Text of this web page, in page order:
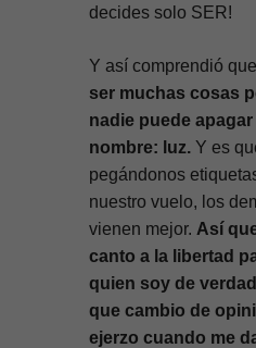
decides solo SER!
Y así comprendió
ser muchas cosas
nadie puede
nombre: luz.Y es
pegándonos
nuestro vuelo, los
vienen mejor. Así
canto a la libertad
quien soy de
que cambio de
ejerzo cuando me